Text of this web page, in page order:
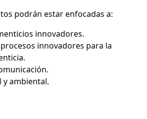
podrán estar enfocadas a:
innovadores.
innovadores para la
y ambiental.